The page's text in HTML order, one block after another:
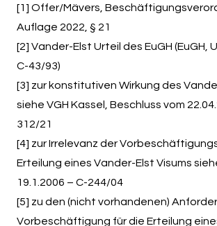
[1] Offer/Mävers,
Auflage 2022, § 21
[2] Vander-Elst Urteil des EuGH (EuGH,
C-43/93)
[3] zur konstitutiven Wirkung des
siehe VGH Kassel, Beschluss vom
312/21
[4] zur Irrelevanz der
Erteilung eines Vander-Elst Visums
19.1.2006 – C-244/04
[5] zu den (nicht vorhandenen)
Vorbeschäftigung für die Erteilung